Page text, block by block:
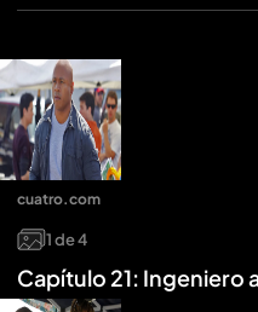
1de4
Capítulo 21: Ingeniero
cuatro.com